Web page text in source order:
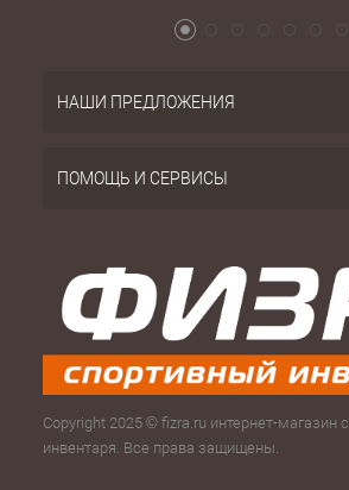
НАШИ ПРЕДЛОЖЕНИЯ
ПОМОЩЬ И СЕРВИСЫ
Copyright 2025 © fizra.ru интернет-магазин
инвентаря. Все права защищены.